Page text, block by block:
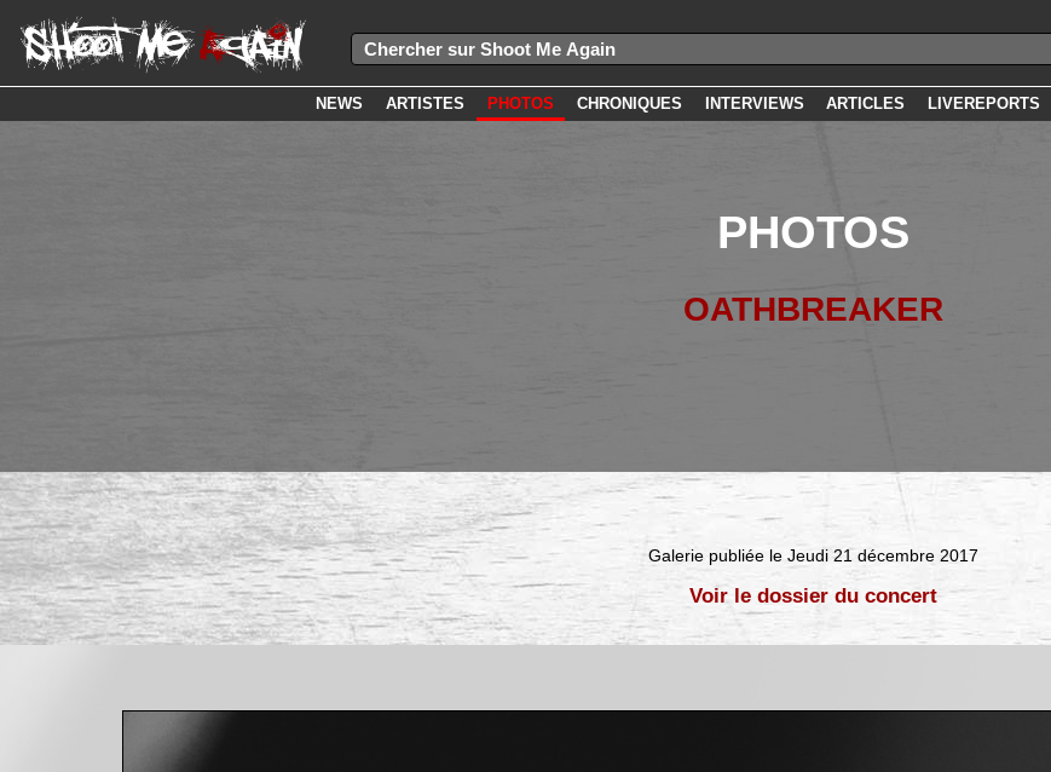
NEWS ARTISTES PHOTOS CHRONIQUES INTERVIEWS ARTICLES LIVEREPORTS
PHOTOS
OATHBREAKER
Galerie publiée le Jeudi 21 décembre 2017
Voir le dossier du concert